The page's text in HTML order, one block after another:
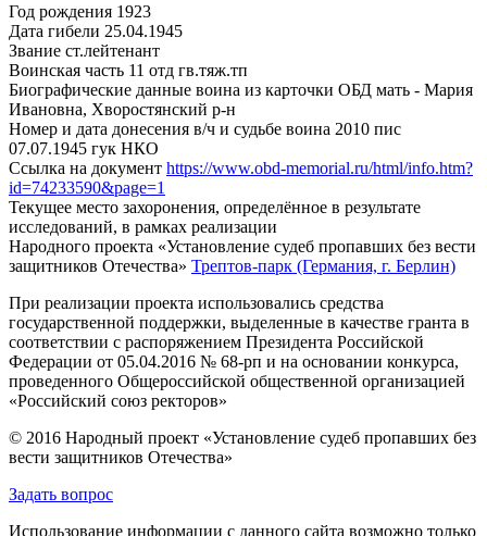
Год рождения 1923
Дата гибели 25.04.1945
Звание ст.лейтенант
Воинская часть 11 отд гв.тяж.тп
Биографические данные воина из карточки ОБД мать - Мария
Ивановна, Хворостянский р-н
Номер и дата донесения в/ч и судьбе воина 2010 пис
07.07.1945 гук НКО
Ссылка на документ https://www.obd-memorial.ru/html/info.htm?
id=74233590&page=1
Текущее место захоронения, определённое в результате
исследований, в рамках реализации
Народного проекта «Установление судеб пропавших без вести
защитников Отечества» Трептов-парк (Германия, г. Берлин)
При реализации проекта использовались средства
государственной поддержки, выделенные в качестве гранта в
соответствии с распоряжением Президента Российской
Федерации от 05.04.2016 № 68-рп и на основании конкурса,
проведенного Общероссийской общественной организацией
«Российский союз ректоров»
© 2016 Народный проект «Установление судеб пропавших без
вести защитников Отечества»
Задать вопрос
Использование информации с данного сайта возможно только